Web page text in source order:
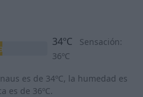
34ºC
Sensación:
36ºC
es de 34ºC, la humedad es
es de 36ºC.